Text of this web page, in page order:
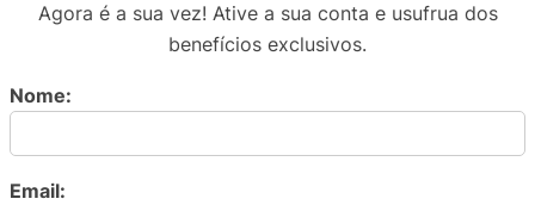
Agora é a sua vez! Ative a sua conta e usufrua dos
benefícios exclusivos.
Nome:
Email: